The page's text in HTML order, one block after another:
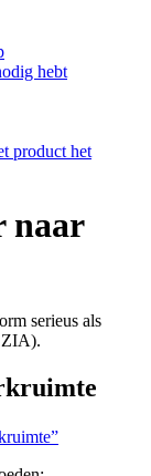
hebt
product het
naar
serieus als